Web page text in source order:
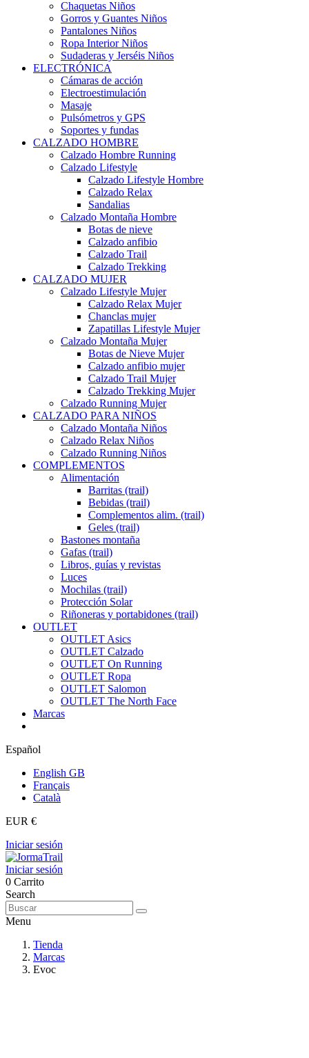
Chaquetas Niños
Gorros y Guantes Niños
Pantalones Niños
Ropa Interior Niños
Sudaderas y Jerséis Niños
ELECTRÓNICA
Cámaras de acción
Electroestimulación
Masaje
Pulsómetros y GPS
Soportes y fundas
CALZADO HOMBRE
Calzado Hombre Running
Calzado Lifestyle
Calzado Lifestyle Hombre
Calzado Relax
Sandalias
Calzado Montaña Hombre
Botas de nieve
Calzado anfibio
Calzado Trail
Calzado Trekking
CALZADO MUJER
Calzado Lifestyle Mujer
Calzado Relax Mujer
Chanclas mujer
Zapatillas Lifestyle Mujer
Calzado Montaña Mujer
Botas de Nieve Mujer
Calzado anfibio mujer
Calzado Trail Mujer
Calzado Trekking Mujer
Calzado Running Mujer
CALZADO PARA NIÑOS
Calzado Montaña Niños
Calzado Relax Niños
Calzado Running Niños
COMPLEMENTOS
Alimentación
Barritas (trail)
Bebidas (trail)
Complementos alim. (trail)
Geles (trail)
Bastones montaña
Gafas (trail)
Libros, guías y revistas
Luces
Mochilas (trail)
Protección Solar
Riñoneras y portabidones (trail)
OUTLET
OUTLET Asics
OUTLET Calzado
OUTLET On Running
OUTLET Ropa
OUTLET Salomon
OUTLET The North Face
Marcas
Español
English GB
Français
Català
EUR €
Iniciar sesión
Iniciar sesión
0 Carrito
Search
Menu
Tienda
Marcas
Evoc